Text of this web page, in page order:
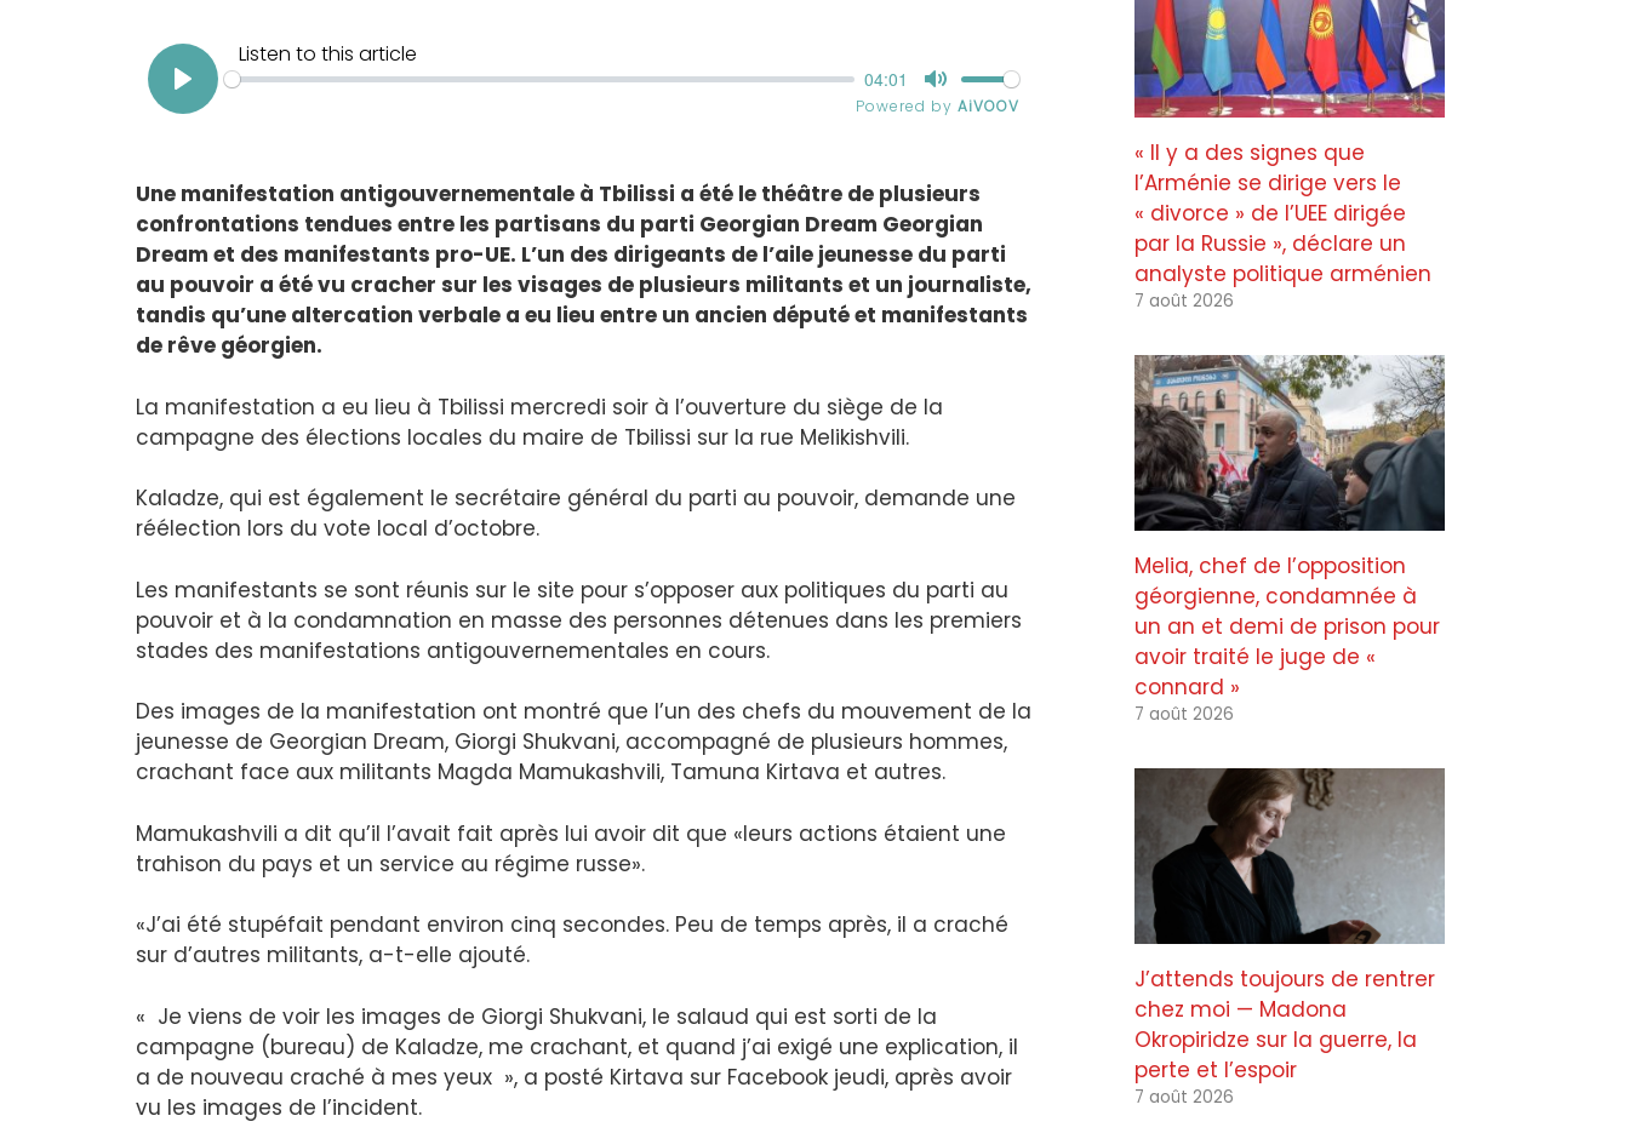
Une manifestation antigouvernementale à Tbilissi a été le théâtre de plusieurs
confrontations tendues entre les partisans du parti Georgian Dream Georgian
Dream et des manifestants pro-UE. L’un des dirigeants de l’aile jeunesse du parti
au pouvoir a été vu cracher sur les visages de plusieurs militants et un journaliste,
tandis qu’une altercation verbale a eu lieu entre un ancien député et manifestants
de rêve géorgien.
La manifestation a eu lieu à Tbilissi mercredi soir à l’ouverture du siège de la
campagne des élections locales du maire de Tbilissi sur la rue Melikishvili.
Kaladze, qui est également le secrétaire général du parti au pouvoir, demande une
réélection lors du vote local d’octobre.
Les manifestants se sont réunis sur le site pour s’opposer aux politiques du parti au
pouvoir et à la condamnation en masse des personnes détenues dans les premiers
stades des manifestations antigouvernementales en cours.
Des images de la manifestation ont montré que l’un des chefs du mouvement de la
jeunesse de Georgian Dream, Giorgi Shukvani, accompagné de plusieurs hommes,
crachant face aux militants Magda Mamukashvili, Tamuna Kirtava et autres.
Mamukashvili a dit qu’il l’avait fait après lui avoir dit que «leurs actions étaient une
trahison du pays et un service au régime russe».
«J’ai été stupéfait pendant environ cinq secondes. Peu de temps après, il a craché
sur d’autres militants, a-t-elle ajouté.
« Je viens de voir les images de Giorgi Shukvani, le salaud qui est sorti de la
campagne (bureau) de Kaladze, me crachant, et quand j’ai exigé une explication, il
a de nouveau craché à mes yeux », a posté Kirtava sur Facebook jeudi, après avoir
vu les images de l’incident.
« Il y a des signes que
l’Arménie se dirige vers le
« divorce » de l’UEE dirigée
par la Russie », déclare un
analyste politique arménien
7 août 2026
Melia, chef de l’opposition
géorgienne, condamnée à
un an et demi de prison pour
avoir traité le juge de «
connard »
7 août 2026
J’attends toujours de rentrer
chez moi — Madona
Okropiridze sur la guerre, la
perte et l’espoir
7 août 2026